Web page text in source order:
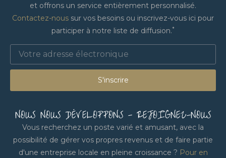
et offrons un service entièrement personnalisé.
Contactez-nous sur vos besoins ou inscrivez-vous ici pour
participer à notre liste de diffusion.*
S'inscrire
NOUS NOUS DÉVELOPPONS - REJOIGNEZ-NOUS
Vous recherchez un poste varié et amusant, avec la
possibilité de gérer vos propres revenus et de faire partie
d'une entreprise locale en pleine croissance ? Pour en